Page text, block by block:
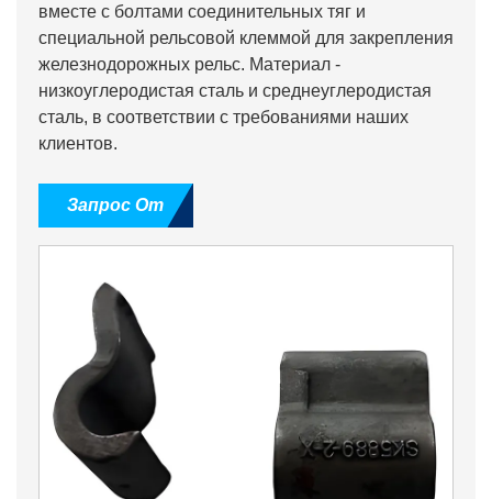
вместе с болтами соединительных тяг и
специальной рельсовой клеммой для закрепления
железнодорожных рельс. Материал -
низкоуглеродистая сталь и среднеуглеродистая
сталь, в соответствии с требованиями наших
клиентов.
Запрос От